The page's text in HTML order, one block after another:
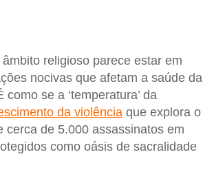
religioso parece estar em
nocivas que afetam a saúde da
como se a ‘temperatura’ da
da violênciaque explora o
de 5.000 assassinatos em
como oásis de sacralidade